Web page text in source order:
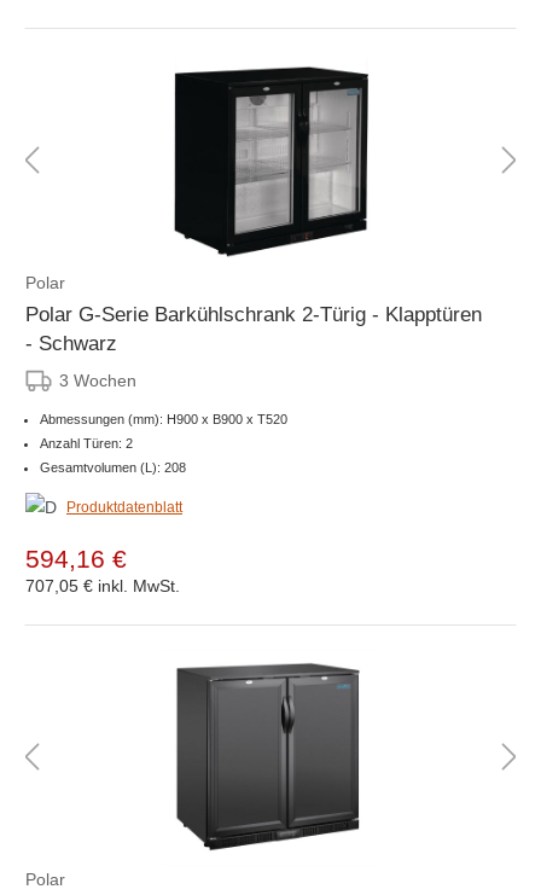
Polar
Polar G-Serie Barkühlschrank 2-Türig - Klapptüren
- Schwarz
3 Wochen
Abmessungen (mm): H900 x B900 x T520
Anzahl Türen: 2
Gesamtvolumen (L): 208
Produktdatenblatt
594,16 €
707,05 € inkl. MwSt.
Polar